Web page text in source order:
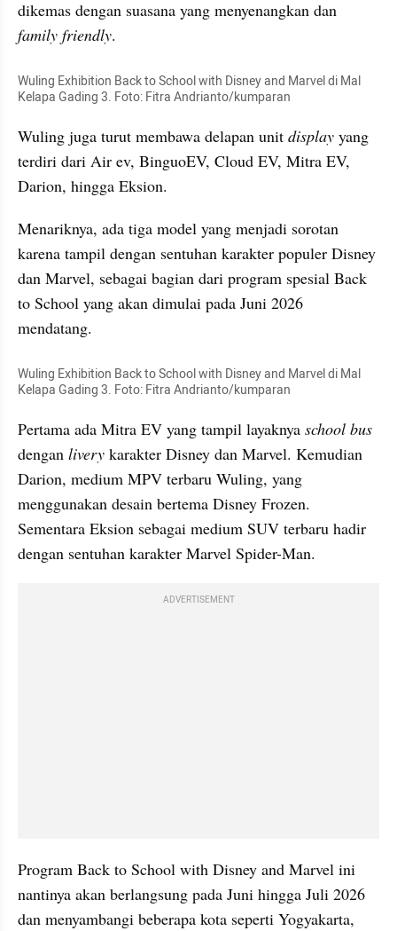
family friendly.
Wuling Exhibition Back to School with Disney and Marvel di Mal
Kelapa Gading 3. Foto: Fitra Andrianto/kumparan
Wuling juga turut membawa delapan unit display yang
terdiri dari Air ev, BinguoEV, Cloud EV, Mitra EV,
Darion, hingga Eksion.
Menariknya, ada tiga model yang menjadi sorotan
karena tampil dengan sentuhan karakter populer Disney
dan Marvel, sebagai bagian dari program spesial Back
to School yang akan dimulai pada Juni 2026
mendatang.
Wuling Exhibition Back to School with Disney and Marvel di Mal
Kelapa Gading 3. Foto: Fitra Andrianto/kumparan
Pertama ada Mitra EV yang tampil layaknya school bus
dengan livery karakter Disney dan Marvel. Kemudian
Darion, medium MPV terbaru Wuling, yang
menggunakan desain bertema Disney Frozen.
Sementara Eksion sebagai medium SUV terbaru hadir
dengan sentuhan karakter Marvel Spider-Man.
ADVERTISEMENT
Program Back to School with Disney and Marvel ini
nantinya akan berlangsung pada Juni hingga Juli 2026
dan menyambangi beberapa kota seperti Yogyakarta,